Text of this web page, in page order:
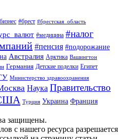
#брест #брестская_область
#медицина #налог
#пенсия #подорожание
Австралия Арктика Вашингтон
Германия Детские поделки Египет
Министерство здравоохранения
Наука Правительство
Турция Украина Франция
защищены.
с нашего ресурса разрешается